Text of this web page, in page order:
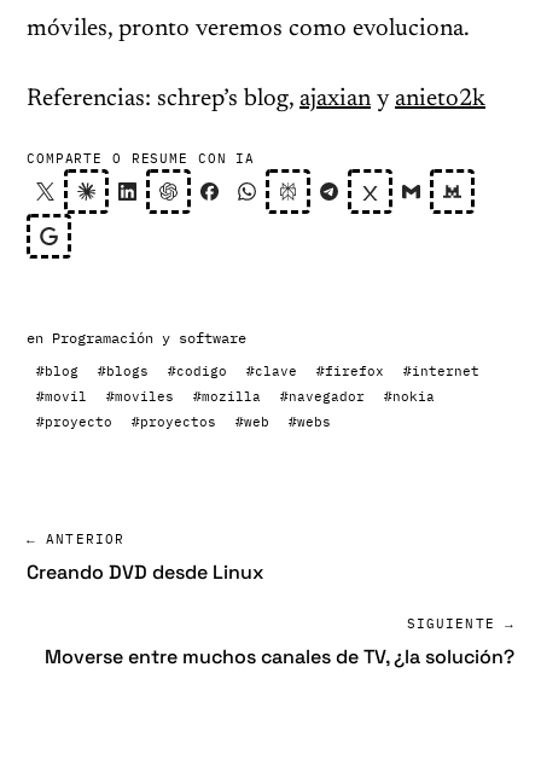
móviles, pronto veremos como evoluciona.
Referencias: schrep’s blog, ajaxiany anieto2k
COMPARTE O RESUME CON IA
en Programación y software
#blog #blogs #codigo #clave #firefox
#internet
#movil
#moviles #mozilla #navegador
#nokia
#proyecto
#proyectos #web #webs
← ANTERIOR
Creando DVD desde Linux
SIGUIENTE →
Moverse entre muchos canales de TV, ¿la solución?